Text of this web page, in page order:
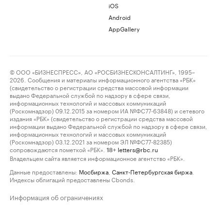
iOS
Android
AppGallery
© ООО «БИЗНЕСПРЕСС», АО «РОСБИЗНЕСКОНСАЛТИНГ», 1995–
2026. Сообщения и материалы информационного агентства «РБК»
(свидетельство о регистрации средства массовой информации
выдано Федеральной службой по надзору в сфере связи,
информационных технологий и массовых коммуникаций
(Роскомнадзор) 09.12.2015 за номером ИА №ФС77-63848) и сетевого
издания «РБК» (свидетельство о регистрации средства массовой
информации выдано Федеральной службой по надзору в сфере связи,
информационных технологий и массовых коммуникаций
(Роскомнадзор) 03.12.2021 за номером ЭЛ №ФС77-82385)
сопровождаются пометкой «РБК».
18+ letters@rbc.ru
Владельцем сайта является информационное агентство «РБК».
Данные предоставлены: Мосбиржа Санкт-Петербургская биржа
Индексы облигаций предоставлены Cbonds.
Информация об ограничениях